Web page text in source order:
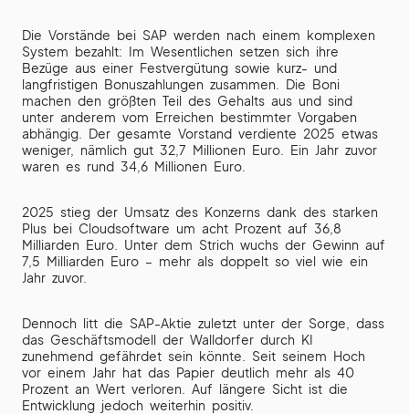
Die Vorstände bei SAP werden nach einem komplexen
System bezahlt: Im Wesentlichen setzen sich ihre
Bezüge aus einer Festvergütung sowie kurz- und
langfristigen Bonuszahlungen zusammen. Die Boni
machen den größten Teil des Gehalts aus und sind
unter anderem vom Erreichen bestimmter Vorgaben
abhängig. Der gesamte Vorstand verdiente 2025 etwas
weniger, nämlich gut 32,7 Millionen Euro. Ein Jahr zuvor
waren es rund 34,6 Millionen Euro.
2025 stieg der Umsatz des Konzerns dank des starken
Plus bei Cloudsoftware um acht Prozent auf 36,8
Milliarden Euro. Unter dem Strich wuchs der Gewinn auf
7,5 Milliarden Euro – mehr als doppelt so viel wie ein
Jahr zuvor.
Dennoch litt die SAP-Aktie zuletzt unter der Sorge, dass
das Geschäftsmodell der Walldorfer durch KI
zunehmend gefährdet sein könnte. Seit seinem Hoch
vor einem Jahr hat das Papier deutlich mehr als 40
Prozent an Wert verloren. Auf längere Sicht ist die
Entwicklung jedoch weiterhin positiv.